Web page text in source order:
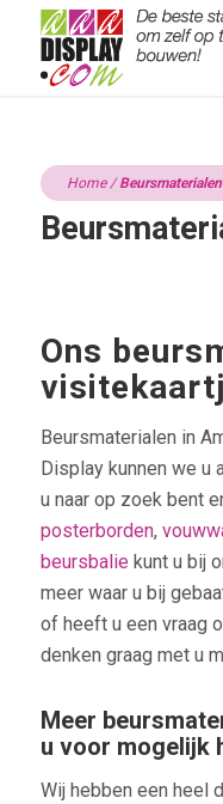
Home/
Ons
Beursmaterialen in
Display kunnen we u
u naar op zoek bent
posterborden,
beursbalie kunt u bij
meer waar u bij
of heeft u een vraag
denken graag met u
Meer
u voor mogelijk
Wij hebben een heel